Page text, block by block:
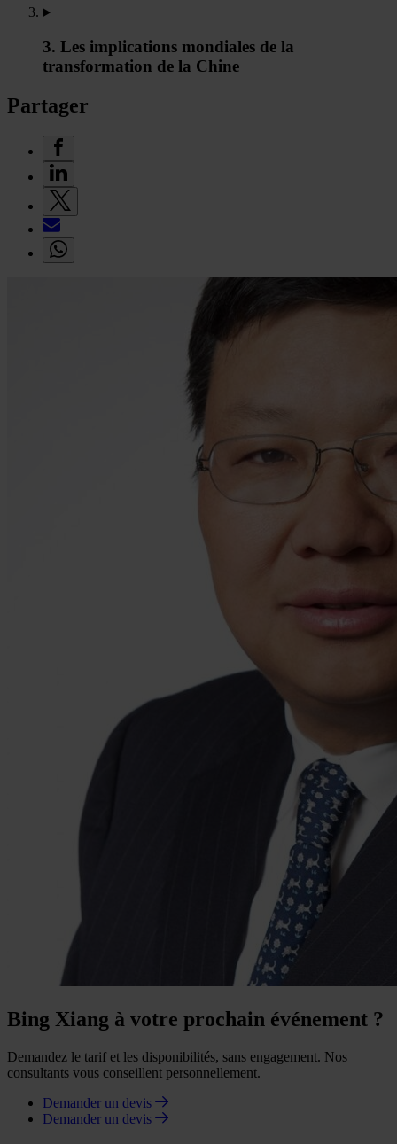
3. Les implications mondiales de la
transformation de la Chine
Partager
Bing Xiang à votre prochain événement ?
Demandez le tarif et les disponibilités, sans engagement. Nos
consultants vous conseillent personnellement.
Demander un devis
Demander un devis